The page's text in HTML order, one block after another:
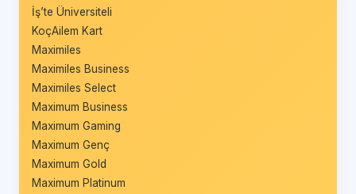
İş’te Üniversiteli
KoçAilem Kart
Maximiles
Maximiles Business
Maximiles Select
Maximum Business
Maximum Gaming
Maximum Genç
Maximum Gold
Maximum Platinum